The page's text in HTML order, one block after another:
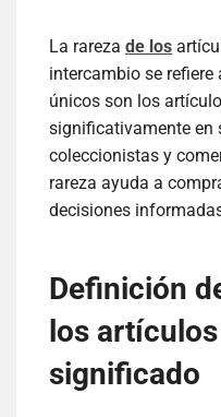
La rareza de los
intercambio se
únicos son los
significativamente en
coleccionistas y
rareza ayuda a
decisiones
Definición
los
significado